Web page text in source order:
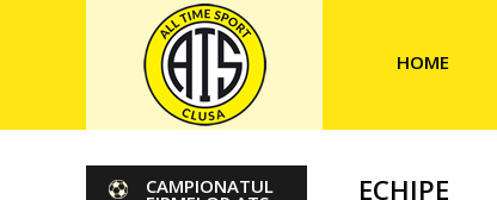
HOME
CAMPIONATUL ECHIPE